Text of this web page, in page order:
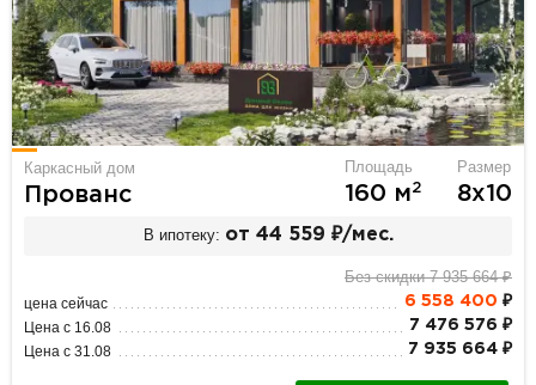
Каркасный дом
Прованс
Площадь
160 м2
Размер
8х10
В ипотеку: от 44 559 ₽/мес.
Без скидки 7 935 664 ₽
цена сейчас 6 558 400 ₽
Цена с 16.08 7 476 576 ₽
Цена с 31.08 7 935 664 ₽